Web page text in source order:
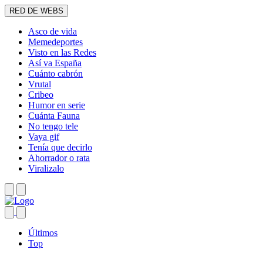
RED DE WEBS
Asco de vida
Memedeportes
Visto en las Redes
Así va España
Cuánto cabrón
Vrutal
Cribeo
Humor en serie
Cuánta Fauna
No tengo tele
Vaya gif
Tenía que decirlo
Ahorrador o rata
Viralizalo
Últimos
Top